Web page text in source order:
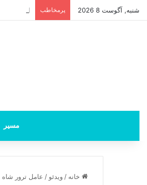
شنبه, آگوست 8 2026 پرمخاطب امام زمان
مسیر
خانه / ویدئو / عامل ترور شاه